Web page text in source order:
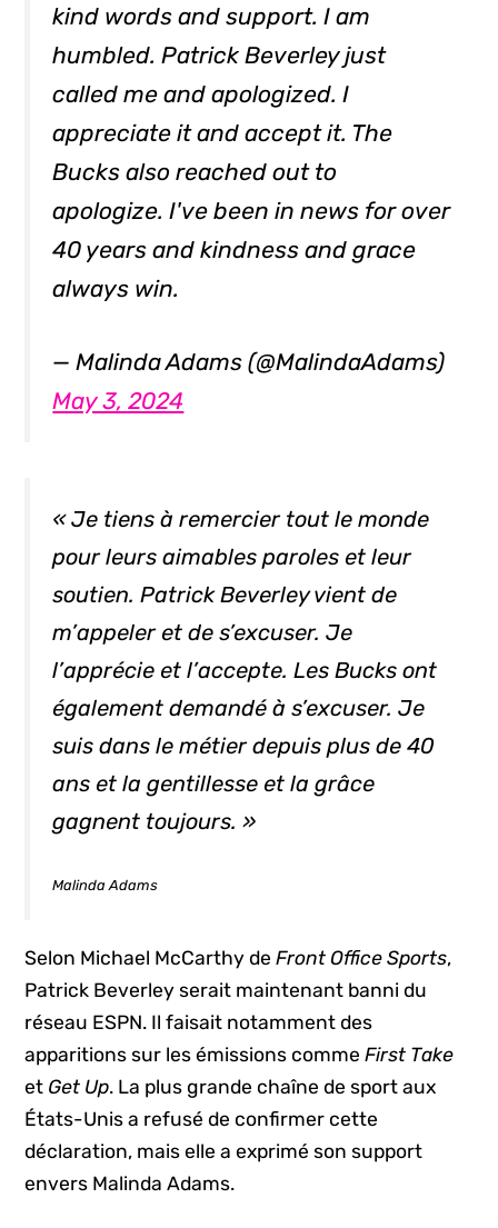
kind words and support. I am
humbled. Patrick Beverley just
called me and apologized. I
appreciate it and accept it. The
Bucks also reached out to
apologize. I've been in news for over
40 years and kindness and grace
always win.
— Malinda Adams (@MalindaAdams)
May 3, 2024
« Je tiens à remercier tout le monde
pour leurs aimables paroles et leur
soutien. Patrick Beverley vient de
m’appeler et de s’excuser. Je
l’apprécie et l’accepte. Les Bucks ont
également demandé à s’excuser. Je
suis dans le métier depuis plus de 40
ans et la gentillesse et la grâce
gagnent toujours. »
Malinda Adams
Selon Michael McCarthy deFront Office Sports,
Patrick Beverley serait maintenant banni du
réseau ESPN. Il faisait notamment des
apparitions sur les émissions commeFirst Take
et Get Up. La plus grande chaîne de sport aux
États-Unis a refusé de confirmer cette
déclaration, mais elle a exprimé son support
envers Malinda Adams.